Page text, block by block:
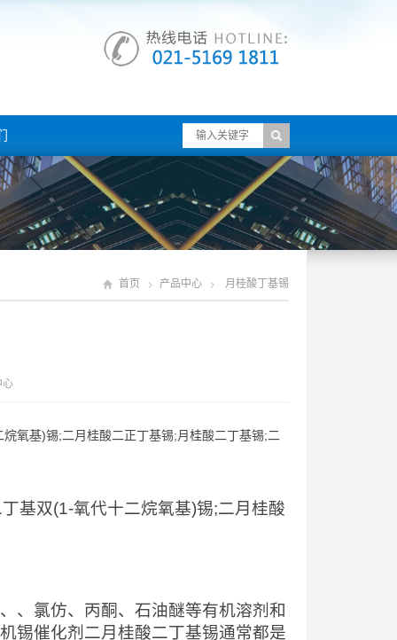
首页 产品中心 月桂酸丁基锡
心
基双(1-氧代十二烷氧基)锡;二月桂酸
、氯仿、丙酮、石油醚等有机溶剂和
锡催化剂二月桂酸二丁基锡通常都是